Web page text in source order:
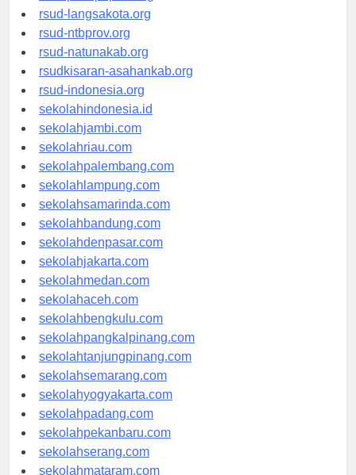
rsudtpi-kepriprov.org
rsud-langsakota.org
rsud-ntbprov.org
rsud-natunakab.org
rsudkisaran-asahankab.org
rsud-indonesia.org
sekolahindonesia.id
sekolahjambi.com
sekolahriau.com
sekolahpalembang.com
sekolahlampung.com
sekolahsamarinda.com
sekolahbandung.com
sekolahdenpasar.com
sekolahjakarta.com
sekolahmedan.com
sekolahaceh.com
sekolahbengkulu.com
sekolahpangkalpinang.com
sekolahtanjungpinang.com
sekolahsemarang.com
sekolahyogyakarta.com
sekolahpadang.com
sekolahpekanbaru.com
sekolahserang.com